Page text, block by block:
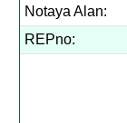
Notaya Alan:
REPno: